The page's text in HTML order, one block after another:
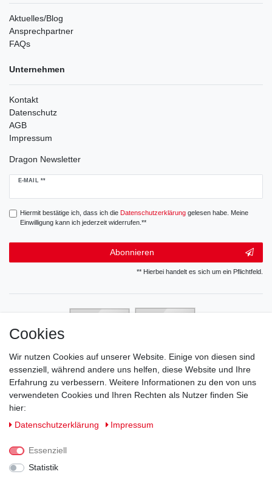
Aktuelles/Blog
Ansprechpartner
FAQs
Unternehmen
Kontakt
Datenschutz
AGB
Impressum
Dragon Newsletter
E-MAIL **
Newsletter
Hiermit bestätige ich, dass ich die Daten­schutz­erklärunggelesen habe. Meine
Einwilligung kann ich jederzeit widerrufen.**
Abonnieren
** Hierbei handelt es sich um ein Pflichtfeld.
Cookies
Wir nutzen Cookies auf unserer Website. Einige von diesen sind
essenziell, während andere uns helfen, diese Website und Ihre
Erfahrung zu verbessern. Weitere Informationen zu den von uns
verwendeten Cookies und Ihren Rechten als Nutzer finden Sie
hier:
Daten­schutz­erklärung
Impressum
Essenziell
Statistik